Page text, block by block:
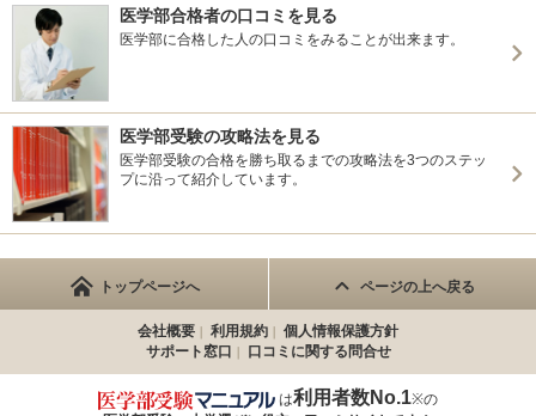
医学部合格者の口コミを見る
医学部に合格した人の口コミをみることが出来ます。
医学部受験の攻略法を見る
医学部受験の合格を勝ち取るまでの攻略法を3つのステッ
プに沿って紹介しています。
トップページへ ページの上へ戻る
会社概要 利用規約
個人情報保護方針
サポート窓口
口コミに関する問合せ
は利用者数No.1※の